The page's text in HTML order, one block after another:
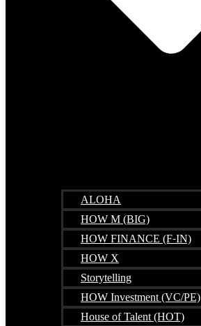
ALOHA
HOW M (BIG)
HOW FINANCE (F-IN)
HOW X
Storytelling
HOW Investment (VC/PE)
House of Talent (HOT)